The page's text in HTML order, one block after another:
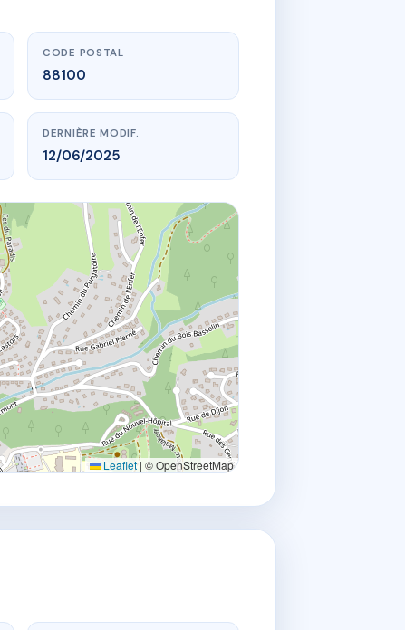
CODE POSTAL
88100
DERNIÈRE MODIF.
12/06/2025
Leaflet | © OpenStreetMap